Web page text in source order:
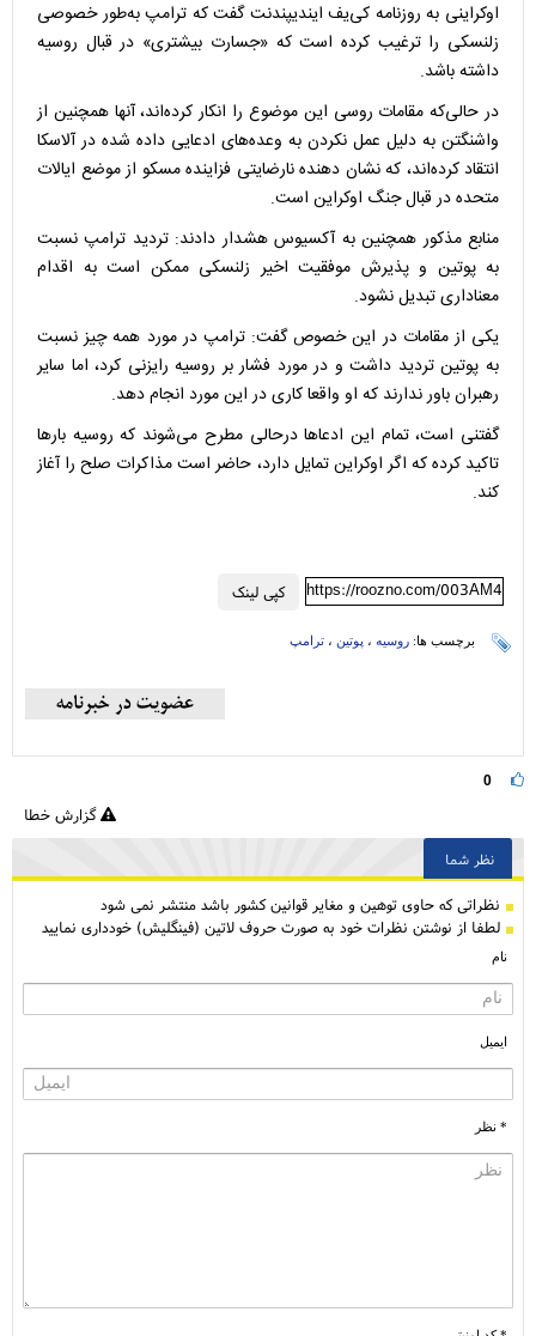
اوکراینی به روزنامه کی‌یف ایندیپندنت گفت که ترامپ به‌طور خصوصی
زلنسکی را ترغیب کرده است که «جسارت بیشتری» در قبال روسیه
داشته باشد.
در حالی‌که مقامات روسی این موضوع را انکار کرده‌اند، آنها همچنین از
واشنگتن به دلیل عمل نکردن به وعده‌های ادعایی داده شده در آلاسکا
انتقاد کرده‌اند، که نشان دهنده نارضایتی فزاینده مسکو از موضع ایالات
متحده در قبال جنگ اوکراین است.
منابع مذکور همچنین به آکسیوس هشدار دادند: تردید ترامپ نسبت
به پوتین و پذیرش موفقیت اخیر زلنسکی ممکن است به اقدام
معناداری تبدیل نشود.
یکی از مقامات در این خصوص گفت: ترامپ در مورد همه چیز نسبت
به پوتین تردید داشت و در مورد فشار بر روسیه رایزنی کرد، اما سایر
رهبران باور ندارند که او واقعا کاری در این مورد انجام دهد.
گفتنی است، تمام این ادعاها درحالی مطرح می‌شوند که روسیه بارها
تاکید کرده که اگر اوکراین تمایل دارد، حاضر است مذاکرات صلح را آغاز
کند.
کپی لینک https://roozno.com/003AM4
برچسب ها: روسیه ، پوتین ، ترامپ
0
گزارش خطا
نظر شما
نظراتی كه حاوی توهین و مغایر قوانین کشور باشد منتشر نمی شود
لطفا از نوشتن نظرات خود به صورت حروف لاتین (فینگلیش) خودداری نمایید
نام
ایمیل
* نظر